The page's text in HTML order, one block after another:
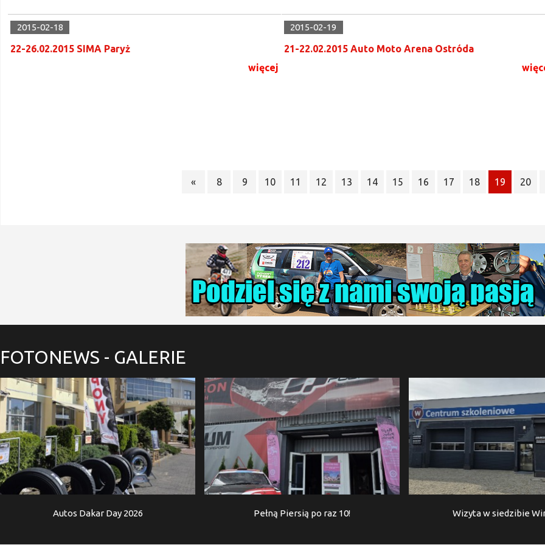
2015-02-18
22-26.02.2015 SIMA Paryż
więcej
2015-02-19
21-22.02.2015 Auto Moto Arena Ostróda
« 8 9 10 11 12 13 14 15 16 17 18 19 20
FOTONEWS - GALERIE
Autos Dakar Day 2026 Pełną Piersią po raz 10! Wizyta w siedzibie